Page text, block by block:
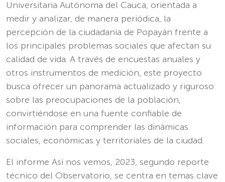
Universitaria Autónoma del Cauca, orientada a
medir y analizar, de manera periódica, la
percepción de la ciudadanía de Popayán frente a
los principales problemas sociales que afectan su
calidad de vida. A través de encuestas anuales y
otros instrumentos de medición, este proyecto
busca ofrecer un panorama actualizado y riguroso
sobre las preocupaciones de la población,
convirtiéndose en una fuente confiable de
información para comprender las dinámicas
sociales, económicas y territoriales de la ciudad.
El informe Así nos vemos, 2023, segundo reporte
técnico del Observatorio, se centra en temas clave